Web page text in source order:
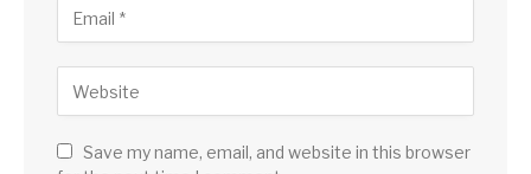
Save my name, email, and website in this browser